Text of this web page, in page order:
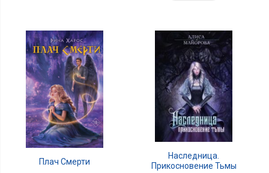
Плач Смерти
Наследница.
Прикосновение Тьмы